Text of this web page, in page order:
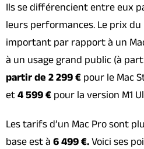
Ils se différencient entre eux
leurs performances. Le prix du
important par rapport à un
à un usage grand public (à
partir de 2 299 € pour le Mac
et 4 599 € pour la version M1
Les tarifs d’un Mac Pro sont
base est à 6 499 €. Voici ses